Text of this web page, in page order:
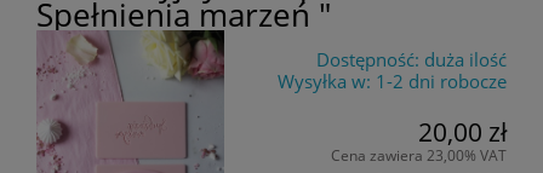
Spełnienia marzeń "
Dostępność: duża ilość
Wysyłka w: 1-2 dni robocze
20,00 zł
Cena zawiera 23,00% VAT